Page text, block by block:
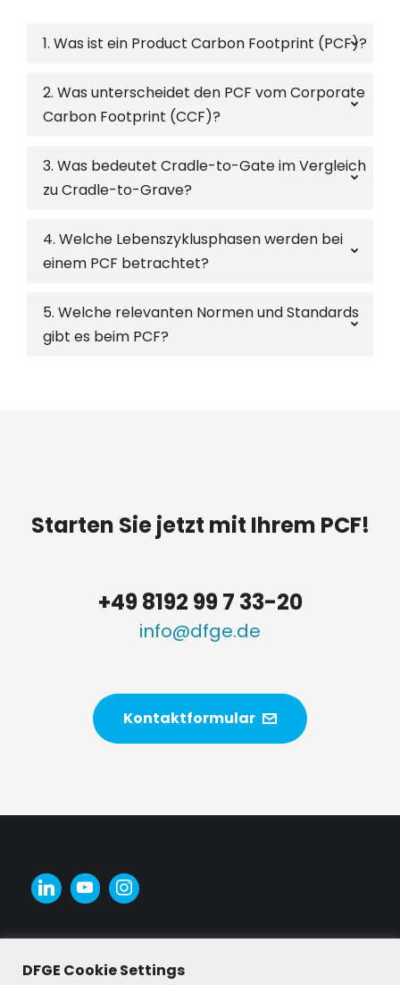
1. Was ist ein Product Carbon Footprint (PCF)?
2. Was unterscheidet den PCF vom Corporate
Carbon Footprint (CCF)?
3. Was bedeutet Cradle-to-Gate im Vergleich
zu Cradle-to-Grave?
4. Welche Lebenszyklusphasen werden bei
einem PCF betrachtet?
5. Welche relevanten Normen und Standards
gibt es beim PCF?
Starten Sie jetzt mit Ihrem PCF!
+49 8192 99 7 33-20
info@dfge.de
Kontaktformular
DFGE Cookie Settings